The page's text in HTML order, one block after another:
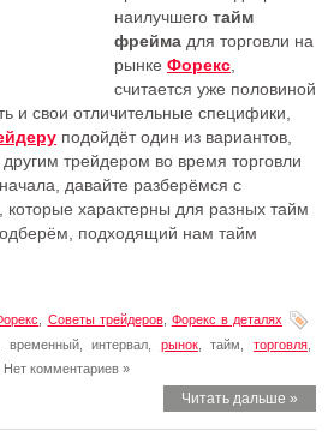
наилучшего тайм
фрейма для торговли на
рынке Форекс,
считается уже половиной
и свои отличительные специфики,
подойдёт один из вариантов,
трейдером во время торговли
давайте разберёмся с
характерны для разных тайм
подходящий нам тайм
Советы трейдеров, Форекс в деталях
временный, интервал, рынoк, тайм,торговля,
Нет комментариев »
Читать дальше »